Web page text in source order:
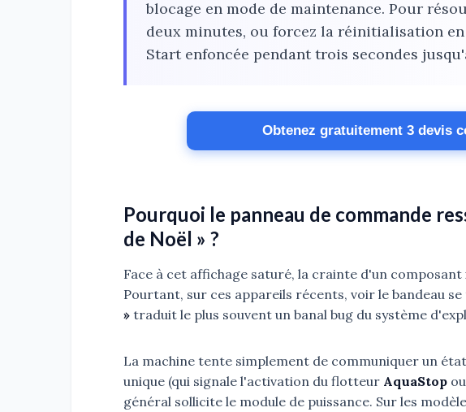
blocage en mode de maintenance. Pour
deux minutes, ou forcez la réinitialisation
Start enfoncée pendant trois secondes
Obtenez gratuitement 3 devis
Pourquoi le panneau de commande
de Noël » ?
Face à cet affichage saturé, la crainte d'un
Pourtant, sur ces appareils récents, voir le bandeau
» traduit le plus souvent un banal bug du système
La machine tente simplement de communiquer un
unique (qui signale l'activation du flotteur AquaStop
général sollicite le module de puissance. Sur les